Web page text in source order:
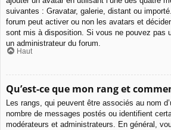
suivantes : Gravatar, galerie, distant ou
forum peut activer ou non les avatars et
sont mis à disposition. Si vous ne pouvez pas
un administrateur du forum.
Haut
Qu’est-ce que mon rang et
Les rangs, qui peuvent être associés au nom
nombre de messages postés ou identifient
modérateurs et administrateurs. En général,